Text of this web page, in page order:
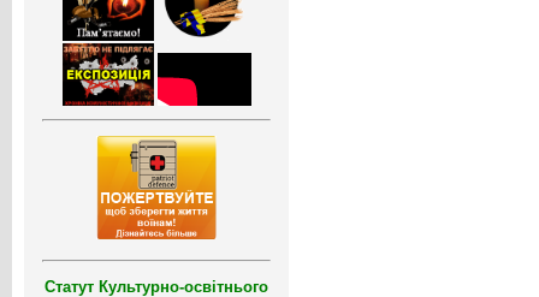
Статут Культурно-освітнього